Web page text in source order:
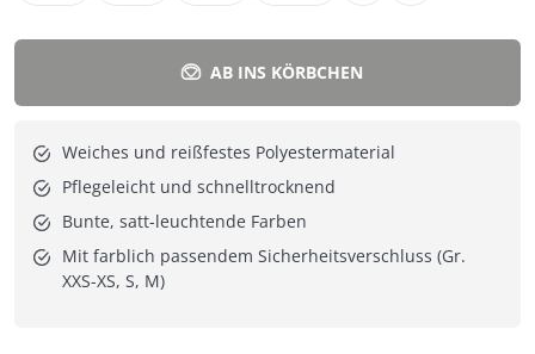
AB INS KÖRBCHEN
Weiches und reißfestes Polyestermaterial
Pflegeleicht und schnelltrocknend
Bunte, satt-leuchtende Farben
Mit farblich passendem Sicherheitsverschluss (Gr.
XXS-XS, S, M)